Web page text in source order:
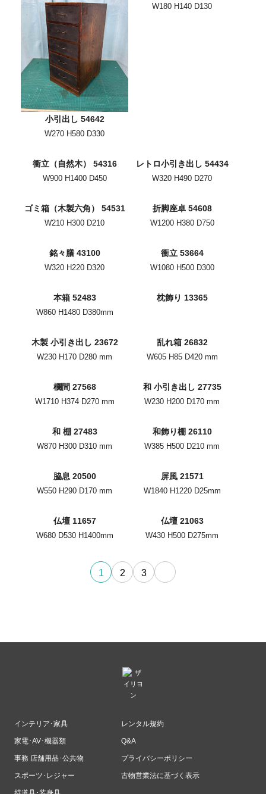
小引出し 54642
W270 H580 D330
W180 H140 D130
衝立（自然木） 54316
W900 H1400 D450
レトロ小引き出し 54434
W320 H490 D270
ゴミ箱（木製六角） 54531
W210 H300 D210
折脚座卓 54608
W1200 H380 D750
銘々膳 43100
W320 H220 D320
衝立 53664
W1080 H500 D300
本箱 52483
W860 H1480 D380mm
枕飾り 13365
木製 小引き出し 23672
W230 H170 D280 mm
乱れ箱 26832
W605 H85 D420 mm
欄間 27568
W1710 H374 D270 mm
和 小引き出し 27735
W230 H200 D170 mm
和 棚 27483
W870 H300 D310 mm
和飾り棚 26110
W385 H500 D210 mm
脇息 20500
W550 H290 D170 mm
屏風 21571
W1840 H1220 D25mm
仏壇 11657
W680 D530 H1400mm
仏壇 21063
W430 H500 D275mm
1 2 3
インテリア･家具
家電･AV･機器類
事務 店舗用品･公共物
スポーツ･レジャー
レンタル規約
Q&A
プライバシーポリシー
古物営業法に基づく表示